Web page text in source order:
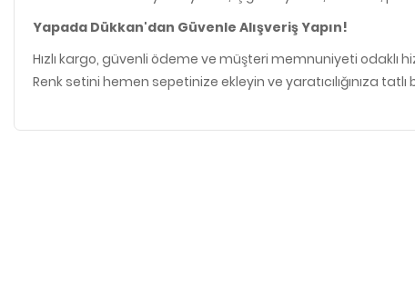
Yapada Dükkan'dan Güvenle Alışveriş Yapın!
Hızlı kargo, güvenli ödeme ve müşteri memnuniyeti odaklı
Renk setini hemen sepetinize ekleyin ve yaratıcılığınıza tatlı